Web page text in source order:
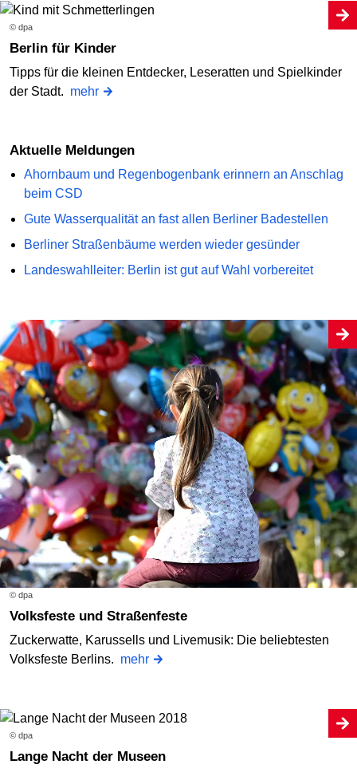
© dpa
Berlin für Kinder
Tipps für die kleinen Entdecker, Leseratten und Spielkinder
der Stadt. mehr
Aktuelle Meldungen
Ahornbaum und Regenbogenbank erinnern an Anschlag
beim CSD
Gute Wasserqualität an fast allen Berliner Badestellen
Berliner Straßenbäume werden wieder gesünder
Landeswahlleiter: Berlin ist gut auf Wahl vorbereitet
© dpa
Volksfeste und Straßenfeste
Zuckerwatte, Karussells und Livemusik: Die beliebtesten
Volksfeste Berlins. mehr
© dpa
Lange Nacht der Museen